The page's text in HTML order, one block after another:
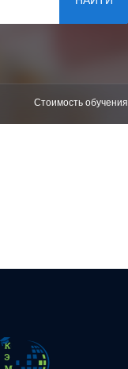
Стоимость обучения